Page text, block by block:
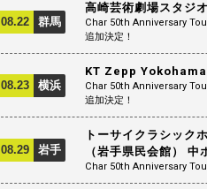
08.22 群馬
高崎芸術劇場スタジ
Char 50th Anniversary
追加決定！
08.23 横浜
KT Zepp Yokohama
Char 50th Anniversary
追加決定！
08.29 岩手
トーサイクラシック
（岩手県民会館） 中
Char 50th Anniversary